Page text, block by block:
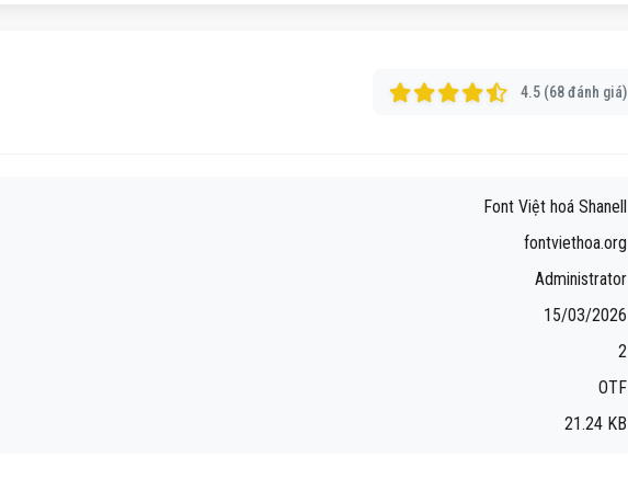
4.5 (68 đánh giá)
Font Việt hoá Shanell
fontviethoa.org
Administrator
15/03/2026
2
OTF
21.24 KB